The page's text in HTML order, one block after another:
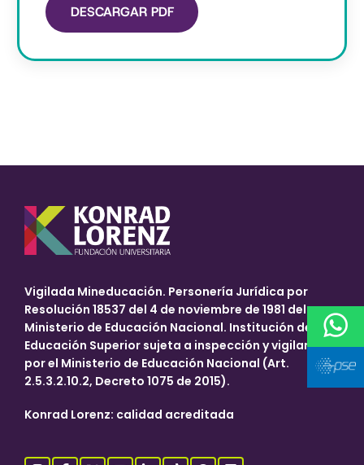
DESCARGAR PDF
Vigilada Mineducación. Personería Jurídica por
Resolución 18537 del 4 de noviembre de 1981 del
Ministerio de Educación Nacional. Institución de
Educación Superior sujeta a inspección y vigilancia
por el Ministerio de Educación Nacional (Art.
2.5.3.2.10.2, Decreto 1075 de 2015).
Konrad Lorenz: calidad acreditada